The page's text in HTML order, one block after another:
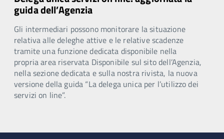
guida dell’Agenzia
Gli intermediari possono monitorare la situazione
relativa alle deleghe attive e le relative scadenze
tramite una funzione dedicata disponibile nella
propria area riservata Disponibile sul sito dell’Agenzia,
nella sezione dedicata e sulla nostra rivista, la nuova
versione della guida “La delega unica per l’utilizzo dei
servizi on line”.